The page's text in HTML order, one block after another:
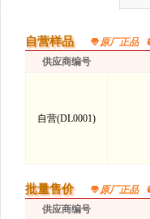
自营样品 原厂正品
供应商编号
自营(DL0001)
批量售价 原厂正品
供应商编号